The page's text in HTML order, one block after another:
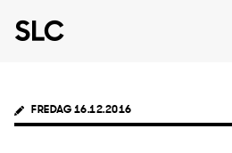
FREDAG 16.12.2016